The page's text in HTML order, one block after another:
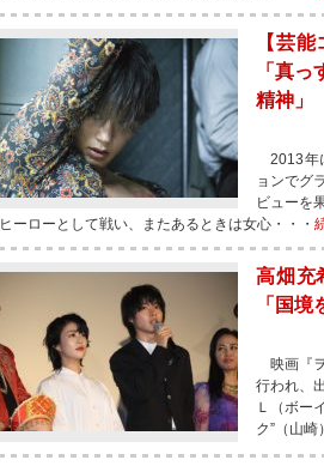
【芸
「真
精神」
2013年
ョンでグ
ビューを
ヒーローとして戦い、またあるときは女心・・・
高畑充
「国境
映画『
行われ、
Ｌ（ボー
ク”（山崎